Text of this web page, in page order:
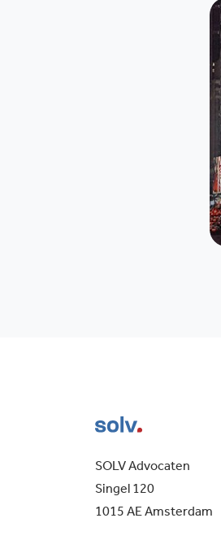
SOLV Advocaten
Singel 120
1015 AE Amsterdam